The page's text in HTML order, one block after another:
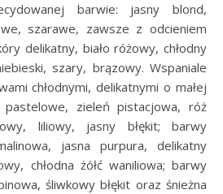
barwie: jasny blond,
szarawe, zawsze z odcieniem
delikatny, biało różowy, chłodny
szary, brązowy. Wspaniale
chłodnymi, delikatnymi o małej
pastelowe, zieleń pistacjowa, róż
liliowy, jasny błękit; barwy
jasna purpura, delikatny
chłodna żółć waniliowa; barwy
śliwkowy błękit oraz śnieżna